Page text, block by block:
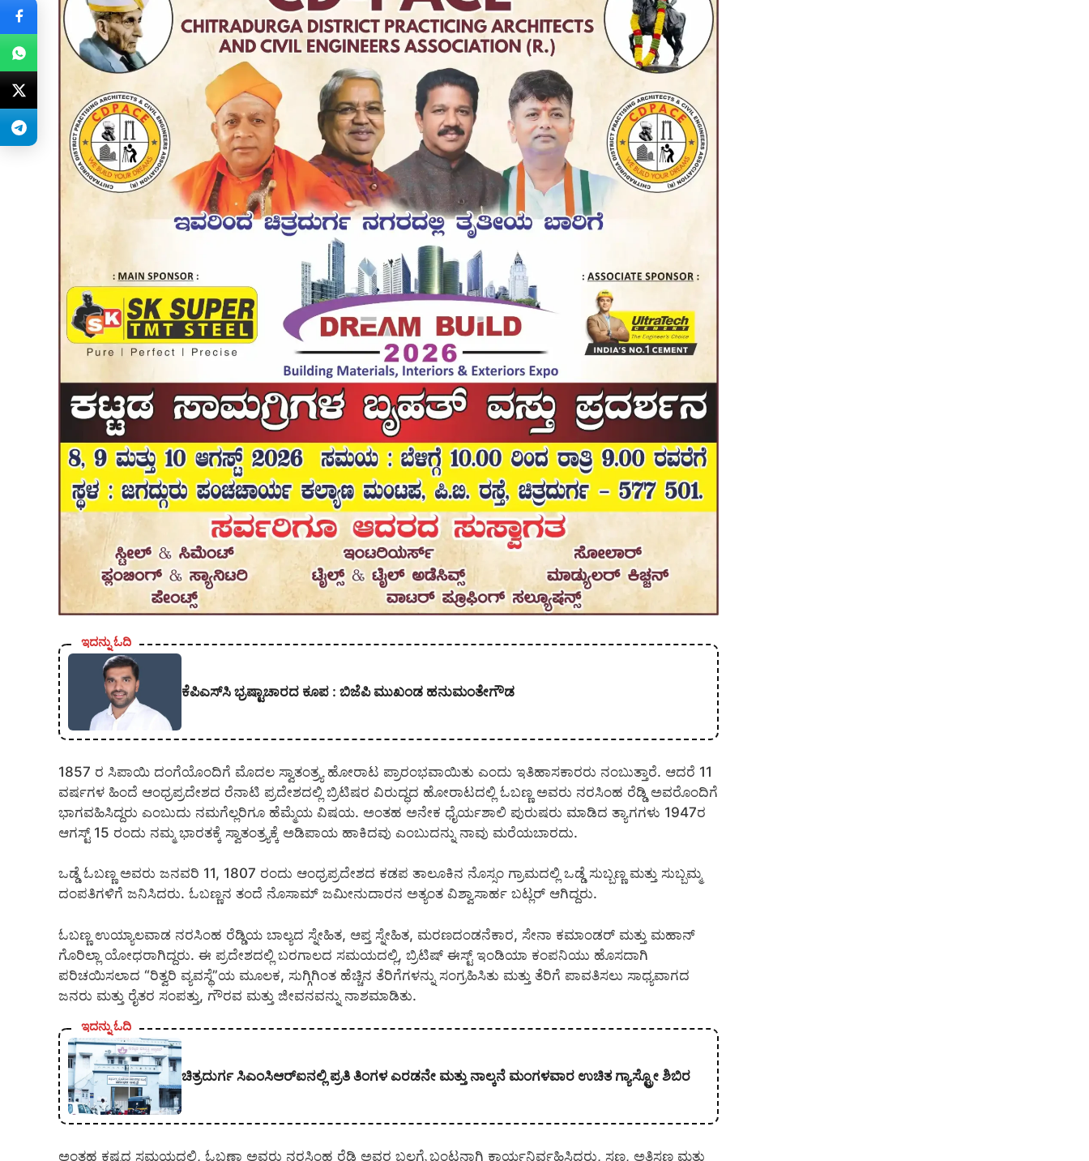
ಇದನ್ನು ಓದಿ
ಕೆಪಿಎಸ್‍ಸಿ ಭ್ರಷ್ಟಾಚಾರದ ಕೂಪ : ಬಿಜೆಪಿ ಮುಖಂಡ ಹನುಮಂತೇಗೌಡ
1857 ರ ಸಿಪಾಯಿ ದಂಗೆಯೊಂದಿಗೆ ಮೊದಲ ಸ್ವಾತಂತ್ರ್ಯ ಹೋರಾಟ ಪ್ರಾರಂಭವಾಯಿತು ಎಂದು ಇತಿಹಾಸಕಾರರು ನಂಬುತ್ತಾರೆ. ಆದರೆ 11
ವರ್ಷಗಳ ಹಿಂದೆ ಆಂಧ್ರಪ್ರದೇಶದ ರೆನಾಟಿ ಪ್ರದೇಶದಲ್ಲಿ ಬ್ರಿಟಿಷರ ವಿರುದ್ಧದ ಹೋರಾಟದಲ್ಲಿ ಓಬಣ್ಣ ಅವರು ನರಸಿಂಹ ರೆಡ್ಡಿ ಅವರೊಂದಿಗೆ
ಭಾಗವಹಿಸಿದ್ದರು ಎಂಬುದು ನಮಗೆಲ್ಲರಿಗೂ ಹೆಮ್ಮೆಯ ವಿಷಯ. ಅಂತಹ ಅನೇಕ ಧೈರ್ಯಶಾಲಿ ಪುರುಷರು ಮಾಡಿದ ತ್ಯಾಗಗಳು 1947ರ
ಆಗಸ್ಟ್ 15 ರಂದು ನಮ್ಮ ಭಾರತಕ್ಕೆ ಸ್ವಾತಂತ್ರ್ಯಕ್ಕೆ ಅಡಿಪಾಯ ಹಾಕಿದವು ಎಂಬುದನ್ನು ನಾವು ಮರೆಯಬಾರದು.
ಒಡ್ಡೆ ಓಬಣ್ಣ ಅವರು ಜನವರಿ 11, 1807 ರಂದು ಆಂಧ್ರಪ್ರದೇಶದ ಕಡಪ ತಾಲೂಕಿನ ನೊಸ್ಸಂ ಗ್ರಾಮದಲ್ಲಿ ಒಡ್ಡೆ ಸುಬ್ಬಣ್ಣ ಮತ್ತು ಸುಬ್ಬಮ್ಮ
ದಂಪತಿಗಳಿಗೆ ಜನಿಸಿದರು. ಓಬಣ್ಣನ ತಂದೆ ನೊಸಾಮ್ ಜಮೀನುದಾರನ ಅತ್ಯಂತ ವಿಶ್ವಾಸಾರ್ಹ ಬಟ್ಲರ್ ಆಗಿದ್ದರು.
ಓಬಣ್ಣ ಉಯ್ಯಾಲವಾಡ ನರಸಿಂಹ ರೆಡ್ಡಿಯ ಬಾಲ್ಯದ ಸ್ನೇಹಿತ, ಆಪ್ತ ಸ್ನೇಹಿತ, ಮರಣದಂಡನೆಕಾರ, ಸೇನಾ ಕಮಾಂಡರ್ ಮತ್ತು ಮಹಾನ್
ಗೊರಿಲ್ಲಾ ಯೋಧರಾಗಿದ್ದರು. ಈ ಪ್ರದೇಶದಲ್ಲಿ ಬರಗಾಲದ ಸಮಯದಲ್ಲಿ, ಬ್ರಿಟಿಷ್ ಈಸ್ಟ್ ಇಂಡಿಯಾ ಕಂಪನಿಯು ಹೊಸದಾಗಿ
ಪರಿಚಯಿಸಲಾದ “ರಿತ್ವರಿ ವ್ಯವಸ್ಥೆ”ಯ ಮೂಲಕ, ಸುಗ್ಗಿಗಿಂತ ಹೆಚ್ಚಿನ ತೆರಿಗೆಗಳನ್ನು ಸಂಗ್ರಹಿಸಿತು ಮತ್ತು ತೆರಿಗೆ ಪಾವತಿಸಲು ಸಾಧ್ಯವಾಗದ
ಜನರು ಮತ್ತು ರೈತರ ಸಂಪತ್ತು, ಗೌರವ ಮತ್ತು ಜೀವನವನ್ನು ನಾಶಮಾಡಿತು.
ಇದನ್ನು ಓದಿ
ಚಿತ್ರದುರ್ಗ ಸಿಎಂಸಿಆರ್‍ಐನಲ್ಲಿ ಪ್ರತಿ ತಿಂಗಳ ಎರಡನೇ ಮತ್ತು ನಾಲ್ಕನೆ ಮಂಗಳವಾರ ಉಚಿತ ಗ್ಯಾಸ್ಟ್ರೋ ಶಿಬಿರ
ಅಂತಹ ಕಷ್ಟದ ಸಮಯದಲ್ಲಿ, ಓಬಣ್ಣಾ ಅವರು ನರಸಿಂಹ ರೆಡ್ಡಿ ಅವರ ಬಲಗೈ ಬಂಟನಾಗಿ ಕಾರ್ಯನಿರ್ವಹಿಸಿದರು, ಸಣ್ಣ, ಅತಿಸಣ್ಣ ಮತ್ತು